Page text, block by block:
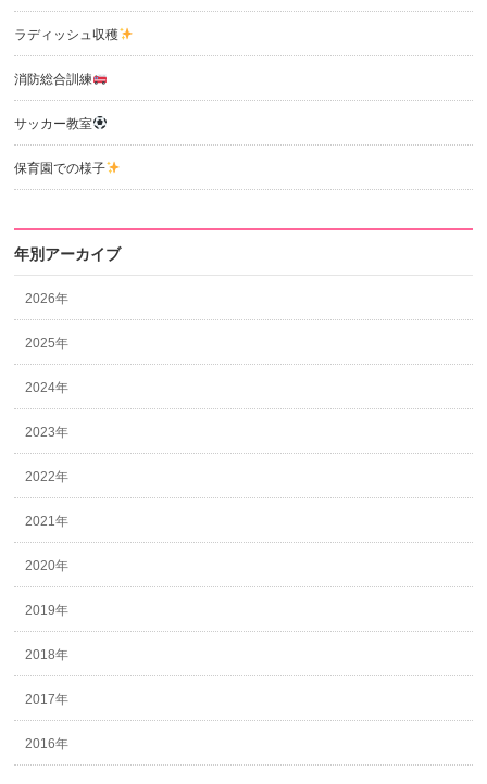
ラディッシュ収穫
消防総合訓練
サッカー教室
保育園での様子
年別アーカイブ
2026年
2025年
2024年
2023年
2022年
2021年
2020年
2019年
2018年
2017年
2016年